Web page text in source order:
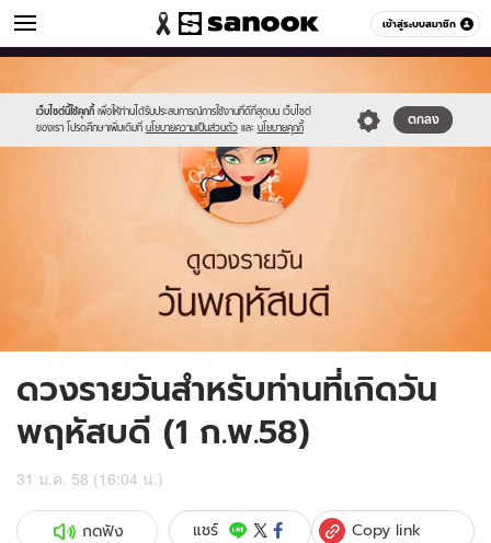
เข้าสู่ระบบสมาชิก
ดูดวง หมวดอื่นๆ
เว็บไซต์นี้ใช้คุกกี้ เพื่อให้ท่านได้รับประสบการณ์การใช้งานที่ดีที่สุดบน เว็บไซต์
ของเรา โปรดศึกษาเพิ่มเติมที่ นโยบายความเป็นส่วนตัว และ นโยบายคุกกี้
ตกลง
//s.isanook.com/sr/0/images/logo-
new-
sanook.png
//s.isanook.com/ho/0/ud/15/77485/5_thu.jpg
ดวงรายวันสำหรับท่านที่เกิดวัน
พฤหัสบดี (1 ก.พ.58)
31 ม.ค. 58 (16:04 น.)
กดฟัง แชร์ Copy link